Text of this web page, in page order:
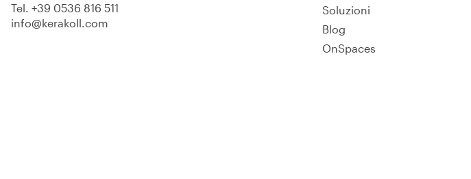
Tel. +39 0536 816 511
info@kerakoll.com
Soluzioni
Blog
OnSpaces